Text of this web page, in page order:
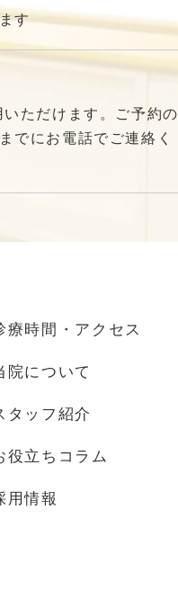
す
ただけます。ご予約の
でにお電話でご連絡く
療時間・アクセス
院について
タッフ紹介
役立ちコラム
用情報